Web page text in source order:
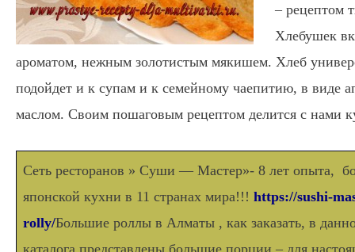
– рецептом
Хлебушек
ароматом, нежным золотистым мякишем. Хлеб
подойдет и к супам и к семейному чаепитию, в виде
маслом. Своим пошаговым рецептом делится с нами
Сеть ресторанов » Суши — Мастер»- 8 лет опыта,
японской кухни в 11 странах мира!!! https://sushi-
rolly/Большие роллы в Алматы , как заказать, в
каталога представлены большие порции – для